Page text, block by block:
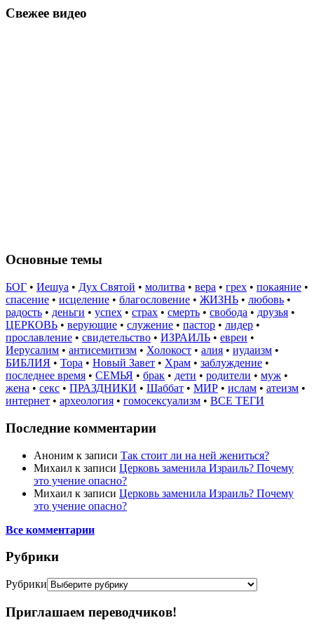
Свежее видео
Основные темы
БОГ • Иешуа • Дух Святой • молитва • вера • грех • покаяние •
спасение • исцеление • благословение • ЖИЗНЬ • любовь •
радость • деньги • успех • страх • смерть • свобода • друзья •
ЦЕРКОВЬ • верующие • служение • пастор • лидер •
прославление • свидетельство • ИЗРАИЛЬ • евреи •
Иерусалим • антисемитизм • Холокост • алия • иудаизм •
БИБЛИЯ • Тора • Новый Завет • Храм • заблуждение •
последнее время • СЕМЬЯ • брак • дети • родители • муж •
жена • секс • ПРАЗДНИКИ • Шаббат • МИР • ислам • атеизм •
интернет • археология • гомосексуализм • ВСЕ ТЕГИ
Последние комментарии
Аноним к записи Так стоит ли на ней жениться?
Михаил к записи Церковь заменила Израиль? Почему
это учение опасно?
Михаил к записи Церковь заменила Израиль? Почему
это учение опасно?
Все комментарии
Рубрики
Рубрики
Приглашаем переводчиков!